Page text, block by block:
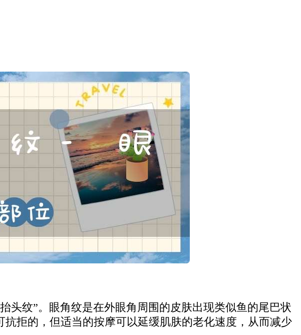
头纹”。眼角纹是在外眼角周围的皮肤出现类似鱼的尾巴状
拒的，但适当的按摩可以延缓肌肤的老化速度，从而减少